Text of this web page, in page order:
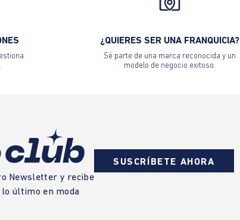
¿QUIERES SER UNA FRANQUICIA?
Sé parte de una marca reconocida y un
modelo de negocio exitoso.
Newsletter y recibe
último en moda
SUSCRÍBETE AHORA